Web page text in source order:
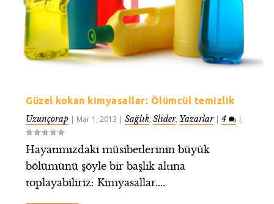
Güzel kokan kimyasallar: Ölümcül temizlik
Uzunçorap | Mar 1, 2013 |Sağlık,Slider, Yazarlar|4 |
Hayatımızdaki müsibetlerinin büyük
bölümünü şöyle bir başlık altına
toplayabiliriz: Kimyasallar....